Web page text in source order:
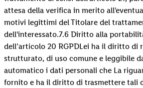
attesa della verifica in merito
motivi legittimi del Titolare del
dell'interessato.7.6 Diritto alla
dell’articolo 20 RGPDLei ha il diritto di
strutturato, di uso comune e leggibile
automatico i dati personali che La
fornito e ha il diritto di trasmettere tali